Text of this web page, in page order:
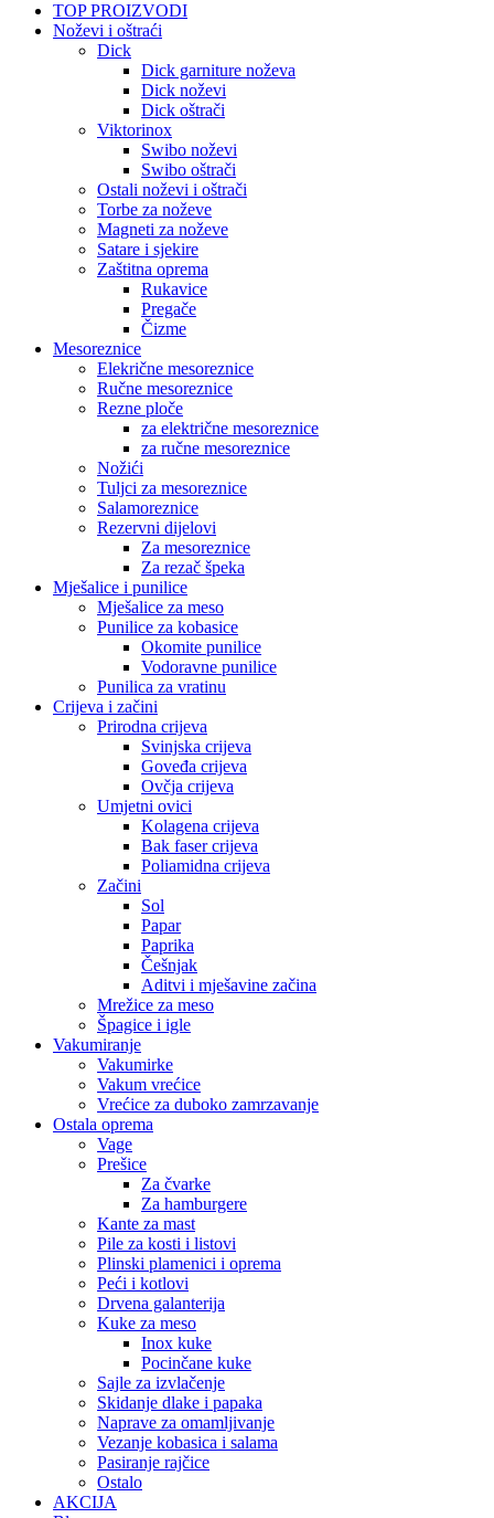
TOP PROIZVODI
Noževi i oštraći
Dick
Dick garniture noževa
Dick noževi
Dick oštrači
Viktorinox
Swibo noževi
Swibo oštrači
Ostali noževi i oštrači
Torbe za noževe
Magneti za noževe
Satare i sjekire
Zaštitna oprema
Rukavice
Pregače
Čizme
Mesoreznice
Elekrične mesoreznice
Ručne mesoreznice
Rezne ploče
za električne mesoreznice
za ručne mesoreznice
Nožići
Tuljci za mesoreznice
Salamoreznice
Rezervni dijelovi
Za mesoreznice
Za rezač špeka
Mješalice i punilice
Mješalice za meso
Punilice za kobasice
Okomite punilice
Vodoravne punilice
Punilica za vratinu
Crijeva i začini
Prirodna crijeva
Svinjska crijeva
Goveđa crijeva
Ovčja crijeva
Umjetni ovici
Kolagena crijeva
Bak faser crijeva
Poliamidna crijeva
Začini
Sol
Papar
Paprika
Češnjak
Aditvi i mješavine začina
Mrežice za meso
Špagice i igle
Vakumiranje
Vakumirke
Vakum vrećice
Vrećice za duboko zamrzavanje
Ostala oprema
Vage
Prešice
Za čvarke
Za hamburgere
Kante za mast
Pile za kosti i listovi
Plinski plamenici i oprema
Peći i kotlovi
Drvena galanterija
Kuke za meso
Inox kuke
Pocinčane kuke
Sajle za izvlačenje
Skidanje dlake i papaka
Naprave za omamljivanje
Vezanje kobasica i salama
Pasiranje rajčice
Ostalo
AKCIJA